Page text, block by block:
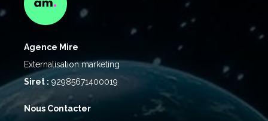
Agence Mire
Externalisation marketing
Siret : 92985671400019
Nous Contacter